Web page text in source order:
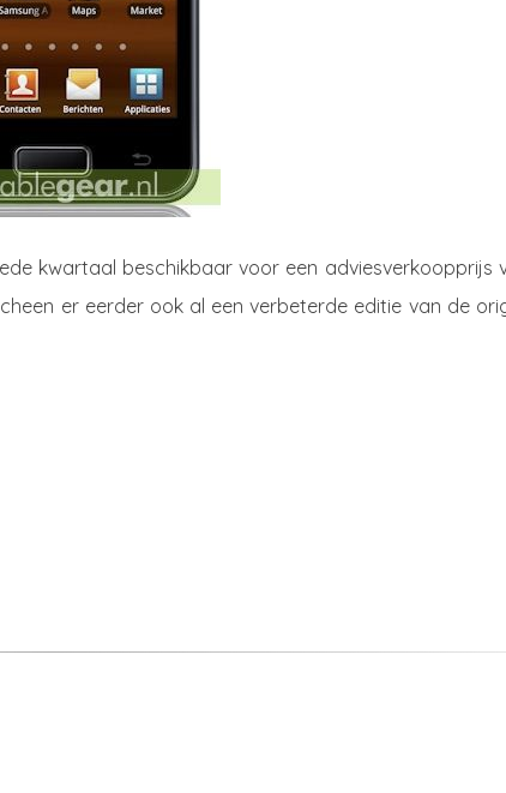
kwartaal beschikbaar voor een adviesverkoopprijs
er eerder ook al een verbeterde editie van de